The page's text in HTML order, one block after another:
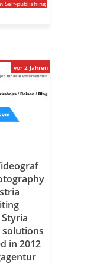
Self-publishing
solutions
in 2012
vor 2 Jahren